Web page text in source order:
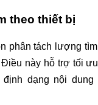
theo thiết bị
phân tách lượng
này hỗ trợ tối
dạng nội